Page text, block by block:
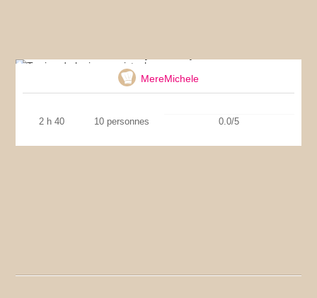
MereMichele
2 h 40 10 personnes 0.0/5